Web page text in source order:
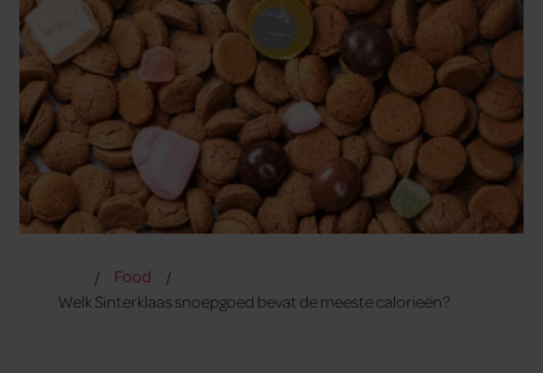
Food
Welk Sinterklaas snoepgoed bevat de meeste calorieën?